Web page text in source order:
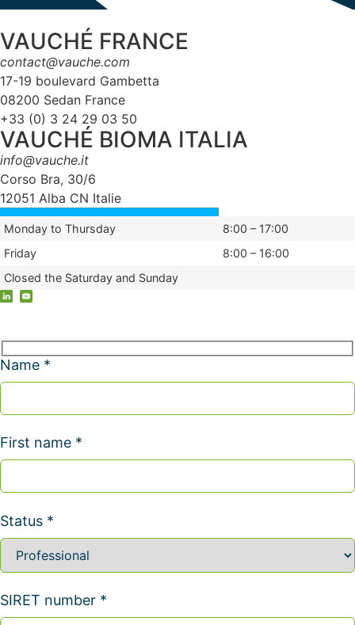
VAUCHÉ FRANCE
contact@vauche.com
17-19 boulevard Gambetta
08200 Sedan France
+33 (0) 3 24 29 03 50
VAUCHÉ BIOMA ITALIA
info@vauche.it
Corso Bra, 30/6
12051 Alba CN Italie
Monday to Thursday
8:00 – 17:00
Friday
8:00 – 16:00
Closed the Saturday and Sunday
Name *
First name *
Status *
SIRET number *